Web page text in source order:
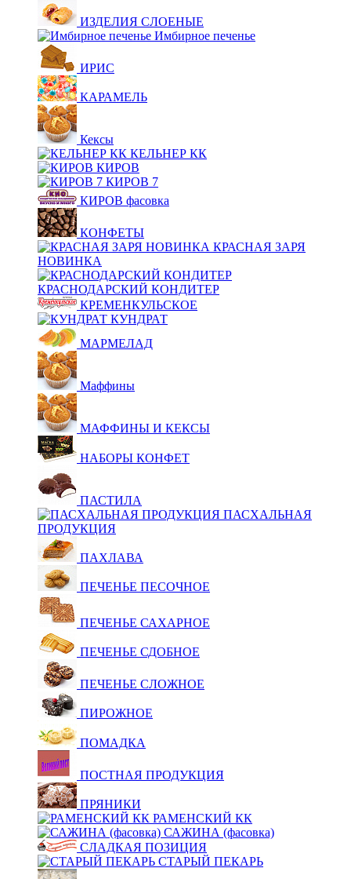
ИЗДЕЛИЯ СЛОЕНЫЕ
Имбирное печенье
ИРИС
КАРАМЕЛЬ
Кексы
КЕЛЬНЕР КК
КИРОВ
КИРОВ 7
КИРОВ фасовка
КОНФЕТЫ
КРАСНАЯ ЗАРЯ
НОВИНКА
КРАСНОДАРСКИЙ КОНДИТЕР
КРЕМЕНКУЛЬСКОЕ
КУНДРАТ
МАРМЕЛАД
Маффины
МАФФИНЫ И КЕКСЫ
НАБОРЫ КОНФЕТ
ПАСТИЛА
ПАСХАЛЬНАЯ
ПРОДУКЦИЯ
ПАХЛАВА
ПЕЧЕНЬЕ ПЕСОЧНОЕ
ПЕЧЕНЬЕ САХАРНОЕ
ПЕЧЕНЬЕ СДОБНОЕ
ПЕЧЕНЬЕ СЛОЖНОЕ
ПИРОЖНОЕ
ПОМАДКА
ПОСТНАЯ ПРОДУКЦИЯ
ПРЯНИКИ
РАМЕНСКИЙ КК
САЖИНА (фасовка)
СЛАДКАЯ ПОЗИЦИЯ
СТАРЫЙ ПЕКАРЬ